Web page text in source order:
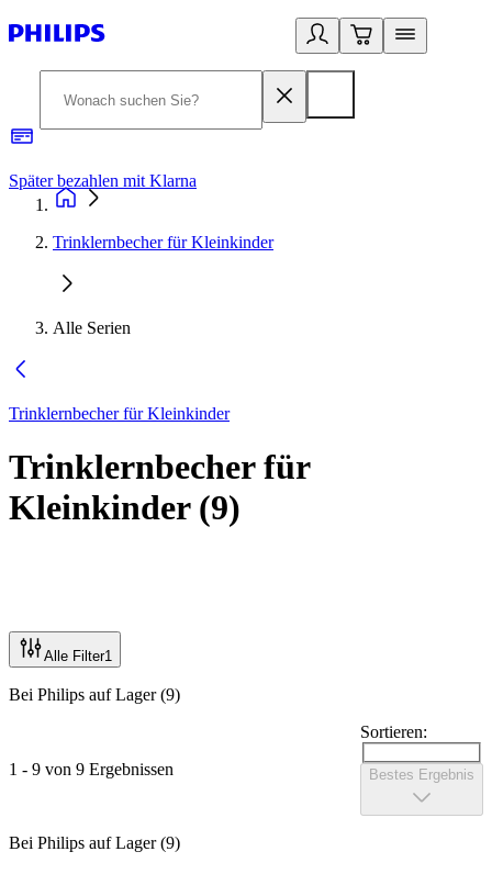
Später bezahlen mit Klarna
Trinklernbecher für Kleinkinder
Alle Serien
Trinklernbecher für Kleinkinder
Trinklernbecher für
Kleinkinder(9)
Alle Filter1
Bei Philips auf Lager (9)
1 - 9 von 9 Ergebnissen
Sortieren:
Bestes Ergebnis
Bei Philips auf Lager (9)